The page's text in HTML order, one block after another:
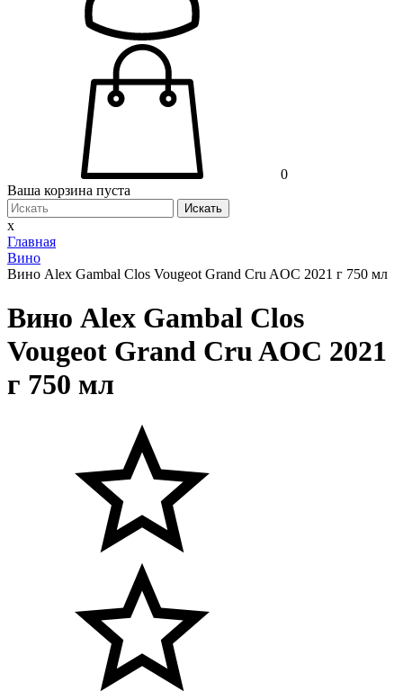
0
Ваша корзина пуста
Искать
x
Главная
Вино
Вино Alex Gambal Clos Vougeot Grand Cru AOC 2021 г 750 мл
Вино Alex Gambal Clos
Vougeot Grand Cru AOC 2021
г 750 мл